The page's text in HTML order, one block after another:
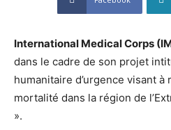
International Medical Corps
dans le cadre de son projet
humanitaire d’urgence visant
mortalité dans la région de
».